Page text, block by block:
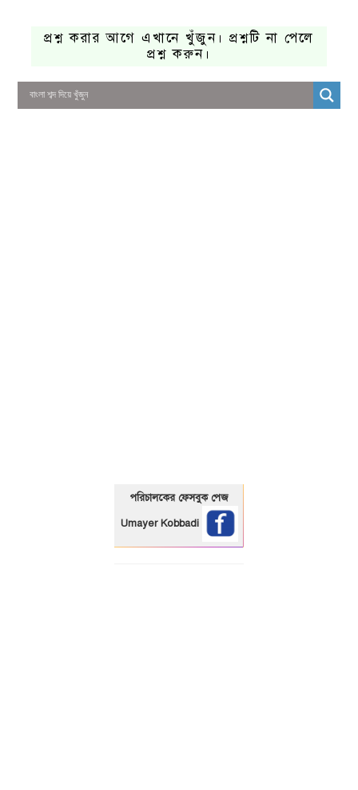
প্রশ্ন করার আগে এখানে খুঁজুন। প্রশ্নটি না পেলে
প্রশ্ন করুন।
পরিচালকের ফেসবুক পেজ
Umayer Kobbadi